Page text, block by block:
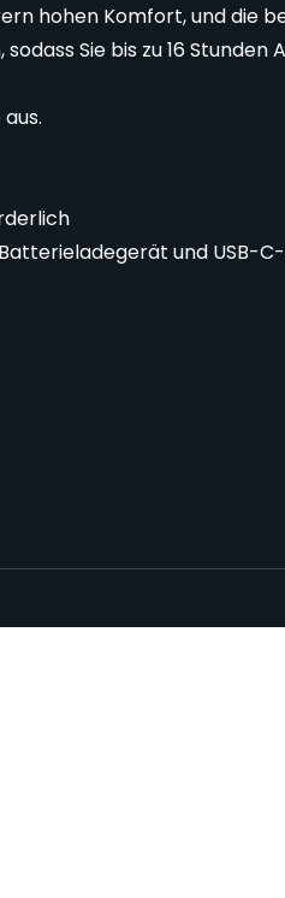
hohen Komfort, und die
Sie bis zu 16
und USB-